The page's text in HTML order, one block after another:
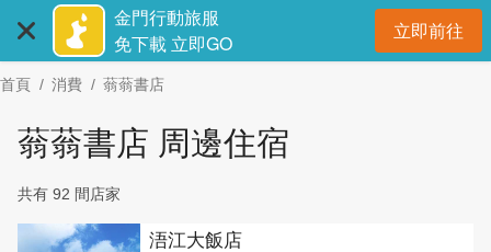
主
要
金門行動旅服
免下載 立即GO
立即前往開
首頁 消費 蓊蓊書店
蓊蓊書店 周邊住宿
共有 92 間店家
浯江大飯店